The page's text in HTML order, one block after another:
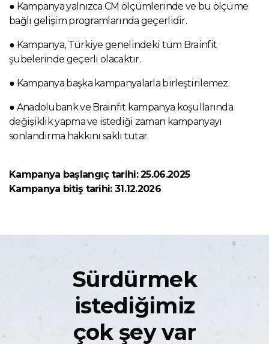
● Kampanya yalnızca CM ölçümlerinde ve bu ölçüme
bağlı gelişim programlarında geçerlidir.
● Kampanya, Türkiye genelindeki tüm Brainfit
şubelerinde geçerli olacaktır.
● Kampanya başka kampanyalarla birleştirilemez.
● Anadolubank ve Brainfit kampanya koşullarında
değişiklik yapma ve istediği zaman kampanyayı
sonlandırma hakkını saklı tutar.
Kampanya başlangıç tarihi: 25.06.2025
Kampanya bitiş tarihi: 31.12.2026
Sürdürmek
istediğimiz
çok şey var